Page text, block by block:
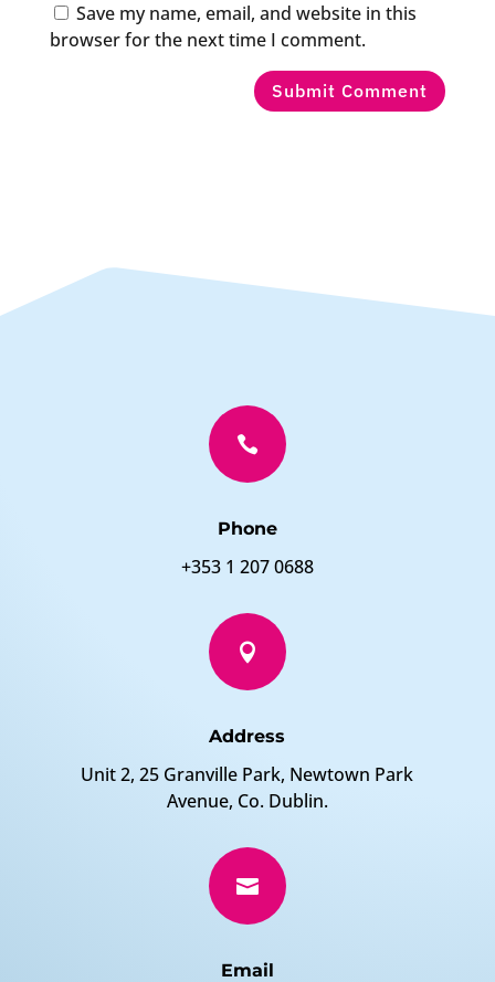
Save my name, email, and website in this
browser for the next time I comment.

Phone
+353 1 207 0688

Address
Unit 2, 25 Granville Park, Newtown Park
Avenue, Co. Dublin.

Email